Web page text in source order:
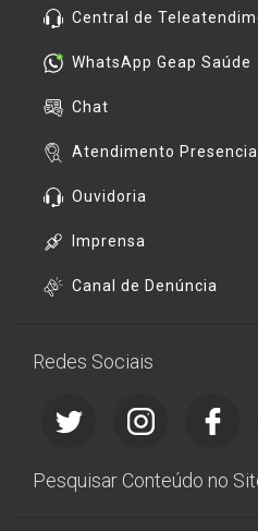
Central de
WhatsApp Geap Saúde
Chat
Atendimento Presencial
Ouvidoria
Imprensa
Canal de Denúncia
Redes Sociais
Pesquisar Conteúdo no